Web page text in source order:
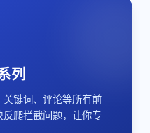
列
键词、评论等所有前
爬拦截问题，让你专